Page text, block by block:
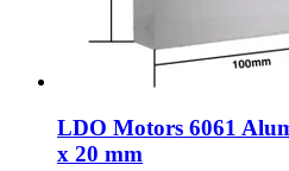
LDO Motors 6061
x 20 mm